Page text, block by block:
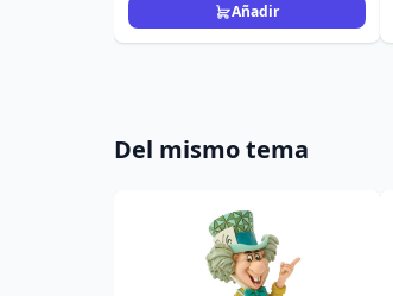
Añadir
Del mismo tema